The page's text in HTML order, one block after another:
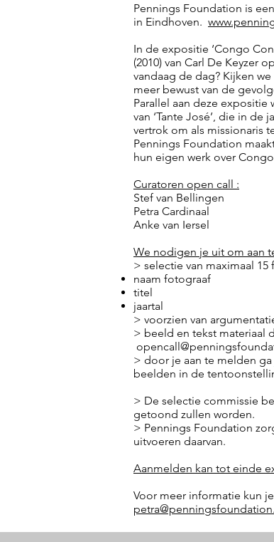
Pennings Foundation is
in Eindhoven.
In de expositie ‘Congo
(2010) van Carl De Keyzer
vandaag de dag? Kijken
meer bewust van de
Parallel aan deze
van ‘Tante José’, die in
vertrok om als missionaris
Pennings Foundation
hun eigen werk over
Curatoren open call :
Stef van Bellingen
Petra Cardinaal
Anke van Iersel
We nodigen je uit om aan
> selectie van maximaal 15
naam fotograaf
titel
jaartal
> voorzien van
> beeld en tekst materiaal
> door je aan te melden
beelden in de
> De selectie commissie
getoond zullen worden.
> Pennings Foundation
uitvoeren daarvan.
Aanmelden kan tot einde
Voor meer informatie kun